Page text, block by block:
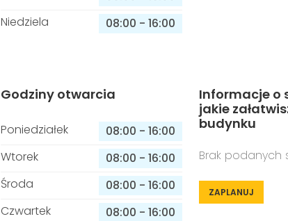
Niedziela
08:00 - 16:00
Godziny otwarcia
Poniedziałek 08:00 - 16:00
Wtorek
08:00 - 16:00
Środa
08:00 - 16:00
Czwartek
08:00 - 16:00
Informacje o
jakie
budynku
Brak podanych
ZAPLANUJ